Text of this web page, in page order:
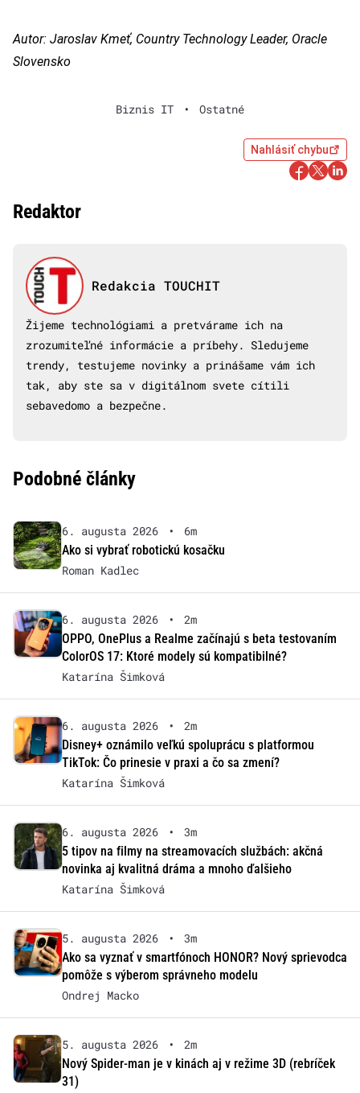
Autor: Jaroslav Kmeť, Country Technology Leader, Oracle
Slovensko
Biznis IT • Ostatné
Nahlásiť chybu
Redaktor
Redakcia TOUCHIT
Žijeme technológiami a pretvárame ich na
zrozumiteľné informácie a príbehy. Sledujeme
trendy, testujeme novinky a prinášame vám ich
tak, aby ste sa v digitálnom svete cítili
sebavedomo a bezpečne.
Podobné články
6. augusta 2026 •
6m
Ako si vybrať robotickú kosačku
Roman Kadlec
6. augusta 2026 •
2m
OPPO, OnePlus a Realme začínajú s beta testovaním
ColorOS 17: Ktoré modely sú kompatibilné?
Katarína Šimková
6. augusta 2026 •
2m
Disney+ oznámilo veľkú spoluprácu s platformou
TikTok: Čo prinesie v praxi a čo sa zmení?
Katarína Šimková
6. augusta 2026 •
3m
5 tipov na filmy na streamovacích službách: akčná
novinka aj kvalitná dráma a mnoho ďalšieho
Katarína Šimková
5. augusta 2026 •
3m
Ako sa vyznať v smartfónoch HONOR? Nový sprievodca
pomôže s výberom správneho modelu
Ondrej Macko
5. augusta 2026 •
2m
Nový Spider-man je v kinách aj v režime 3D (rebríček
31)